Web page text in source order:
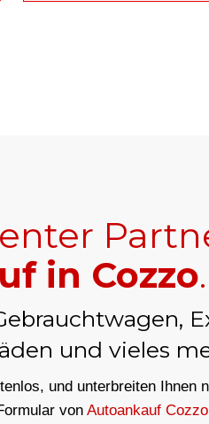
in Cozzo.
und vieles
und unterbreiten Ihnen
von Autoankauf Cozzo